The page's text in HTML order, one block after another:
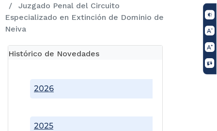
Juzgado Penal del Circuito
Especializado en Extinción de Dominio de
Neiva
Histórico de Novedades
2025
2026